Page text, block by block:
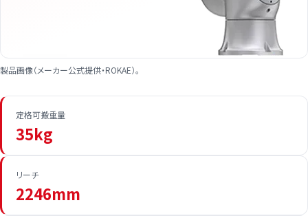
製品画像（メーカー公式提供・ROKAE）。
定格可搬重量
35kg
リーチ
2246mm